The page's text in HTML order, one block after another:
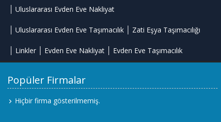
Uluslararası Evden Eve Nakliyat
Uluslararası Evden Eve Taşımacılık Zati Eşya Taşımacılığı
Linkler Evden Eve Nakliyat Evden Eve Taşımacılık
Popüler Firmalar
Hiçbir firma gösterilmemiş.